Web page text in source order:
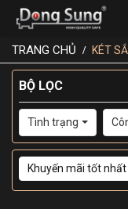
TRANG CHỦ KÉT
BỘ LỌC
Tình trạng
Khuyến mãi tốt nhất